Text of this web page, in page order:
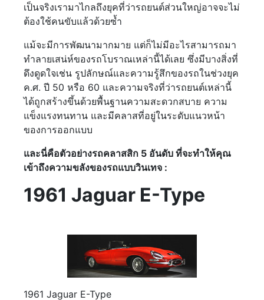
เป็นจริงเรามาไกลถึงยุคที่ว่ารถยนต์ส่วนใหญ่อาจจะไม่
ต้องใช้คนขับแล้วด้วยซ้ำ
แม้จะมีการพัฒนามากมาย แต่ก็ไม่มีอะไรสามารถมา
ทำลายเสน่ห์ของรถโบราณเหล่านี้ได้เลย ซึ่งมีบางสิ่งที่
ดึงดูดใจเช่น รูปลักษณ์และความรู้สึกของรถในช่วงยุค
ค.ศ. ปี 50 หรือ 60 และความจริงที่ว่ารถยนต์เหล่านี้
ได้ถูกสร้างขึ้นด้วยพื้นฐานความสะดวกสบาย ความ
แข็งแรงทนทาน และมีคลาสที่อยู่ในระดับแนวหน้า
ของการออกแบบ
และนี่คือตัวอย่างรถคลาสสิก 5 อันดับ ที่จะทำให้คุณ
เข้าถึงความขลังของรถแบบวินเทจ :
1961 Jaguar E-Type
1961 Jaguar E-Type